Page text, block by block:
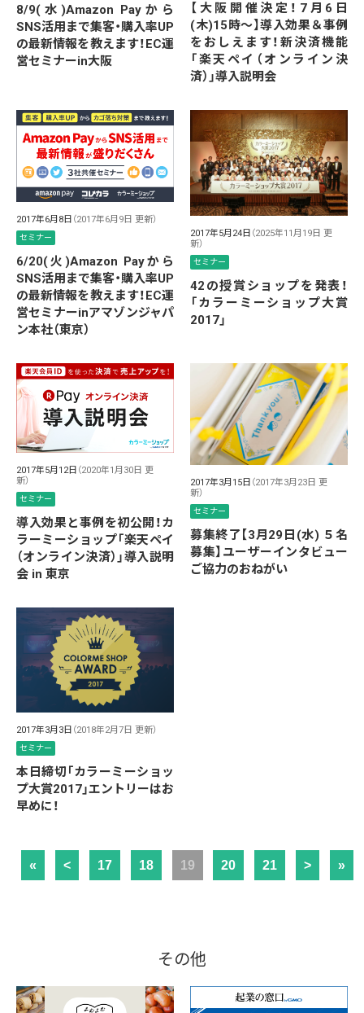
8/9(水)Amazon Payから
SNS活用まで集客・購入率UP
の最新情報を教えます！EC運
営セミナーin大阪
【大阪開催決定！7月6日
(木)15時〜】導入効果＆事例
をおしえます！新決済機能
「楽天ペイ（オンライン決
済）」導入説明会
2017年6月8日 （2017年6月9日 更新）
セミナー
6/20(火)Amazon Payから
SNS活用まで集客・購入率UP
の最新情報を教えます！EC運
営セミナーinアマゾンジャパ
ン本社（東京）
2017年5月24日 （2025年11月19日 更
新）
セミナー
42の授賞ショップを発表！
「カラーミーショップ大賞
2017」
2017年5月12日 （2020年1月30日 更
新）
セミナー
導入効果と事例を初公開！カ
ラーミーショップ「楽天ペイ
（オンライン決済）」導入説明
会 in 東京
2017年3月15日 （2017年3月23日 更
新）
セミナー
募集終了【3月29日(水) ５名
募集】ユーザーインタビュー
ご協力のおねがい
2017年3月3日 （2018年2月7日 更新）
セミナー
本日締切「カラーミーショッ
プ大賞2017」エントリーはお
早めに！
« < 17 18 19 20 21 > »
その他